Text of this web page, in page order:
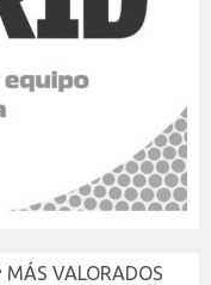
MÁS VALORADOS